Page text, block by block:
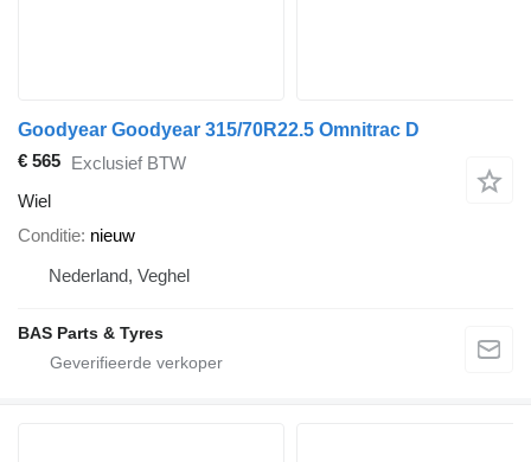
Goodyear Goodyear 315/70R22.5 Omnitrac D
€ 565 Exclusief BTW
Wiel
Conditie nieuw
Nederland, Veghel
BAS Parts & Tyres